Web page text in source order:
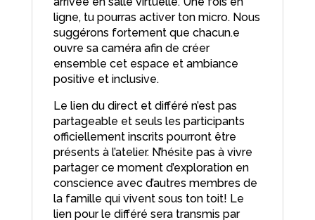
ligne, tu pourras activer ton micro. Nous
suggérons fortement que chacun.e
ouvre sa caméra afin de créer
ensemble cet espace et ambiance
positive et inclusive.
Le lien du direct et différé n’est pas
partageable et seuls les participants
officiellement inscrits pourront être
présents à l’atelier. N’hésite pas à vivre
partager ce moment d’exploration en
conscience avec d’autres membres de
la famille qui vivent sous ton toit! Le
lien pour le différé sera transmis par